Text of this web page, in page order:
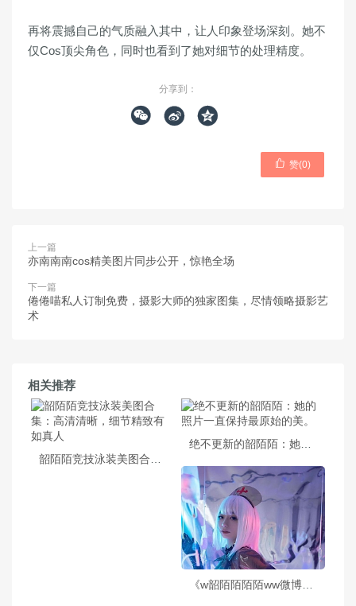
再将震撼自己的气质融入其中，让人印象登场深刻。她不
仅Cos顶尖角色，同时也看到了她对细节的处理精度。
分享到：
  
 赞(0)
上一篇
亦南南南cos精美图片同步公开，惊艳全场
下一篇
倦倦喵私人订制免费，摄影大师的独家图集，尽情领略摄影艺
术
相关推荐
绝不更新的韶陌陌：她的照片一直保持最原始的美。
《w韶陌陌陌陌ww微博》：一份完美的cos作品图包